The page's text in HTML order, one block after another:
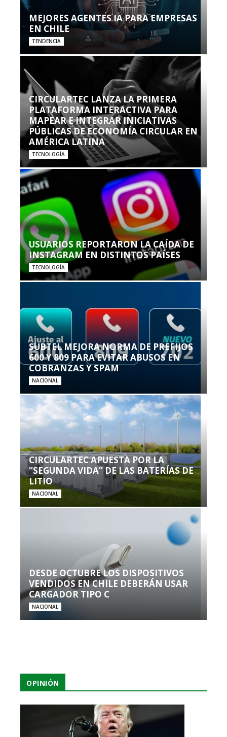
MEJORES AGENTES IA PARA EMPRESAS
EN CHILE
TENDENCIA
CIRCULARTEC LANZA LA PRIMERA
PLATAFORMA INTERACTIVA PARA
MAPEAR E INTEGRAR INICIATIVAS
PÚBLICAS DE ECONOMÍA CIRCULAR EN
AMÉRICA LATINA
TECNOLOGÍA
USUARIOS REPORTARON LA CAÍDA DE
INSTAGRAM EN DISTINTOS PAÍSES
TECNOLOGÍA
SUBTEL MEJORA NORMA DE PREFIJOS
600 Y 809 PARA EVITAR ABUSOS EN
COBRANZAS Y SPAM
NACIONAL
CIRCULARTEC APUESTA POR LA
“SEGUNDA VIDA” DE LAS BATERÍAS DE
LITIO
NACIONAL
DESDE OCTUBRE LOS DISPOSITIVOS
VENDIDOS EN CHILE DEBERÁN USAR
CARGADOR TIPO C
NACIONAL
OPINIÓN